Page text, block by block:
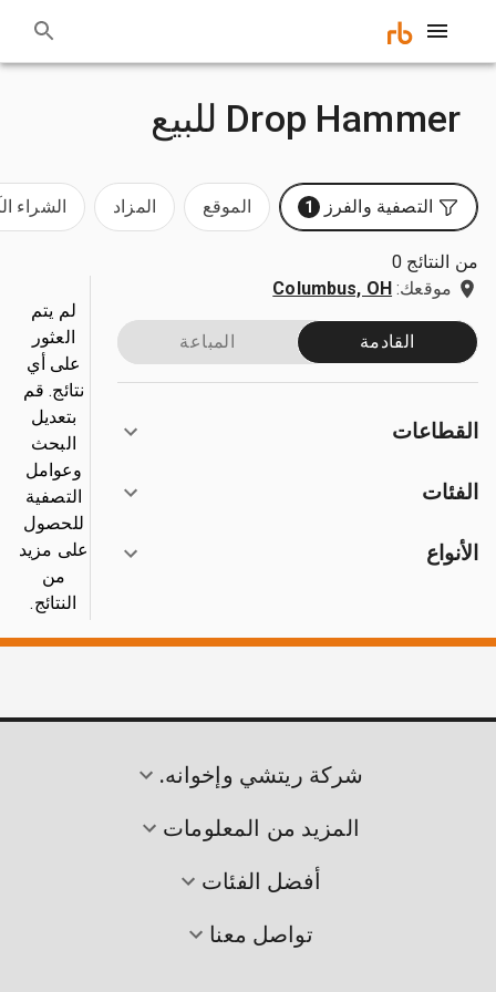
Drop Hammer للبيع
التصفية والفرز 1 الموقع المزاد الشراء
من النتائج 0
موقعك: Columbus, OH
القادمة المباعة
القطاعات
الفئات
الأنواع
لم يتم
العثور
على أي
نتائج. قم
بتعديل
البحث
وعوامل
التصفية
للحصول
على مزيد
من
النتائج.
شركة ريتشي وإخوانه.
المزيد من المعلومات
أفضل الفئات
تواصل معنا